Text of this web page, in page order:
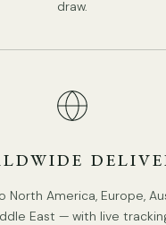
draw.
North America, Europe,
East — with live